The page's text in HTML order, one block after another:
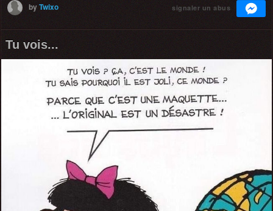
byTwixo signaler un abus
Tu vois...